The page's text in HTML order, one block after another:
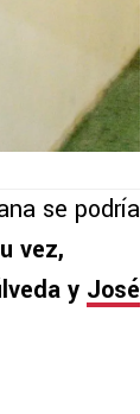
se podría
vez,
y José